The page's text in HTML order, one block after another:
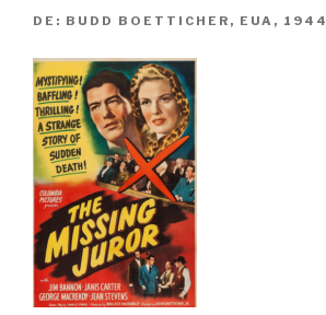
DE: BUDD BOETTICHER, EUA, 1944